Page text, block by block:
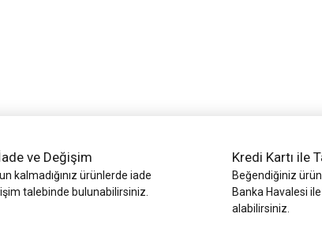
ve Değişim
kalmadığınız ürünlerde iade
talebinde bulunabilirsiniz.
Kredi Kartı ile
Beğendiğiniz
Banka Havalesi
alabilirsiniz.